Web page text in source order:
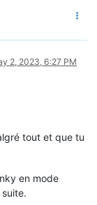
2, 2023, 6:27 PM
tout et que tu
en mode